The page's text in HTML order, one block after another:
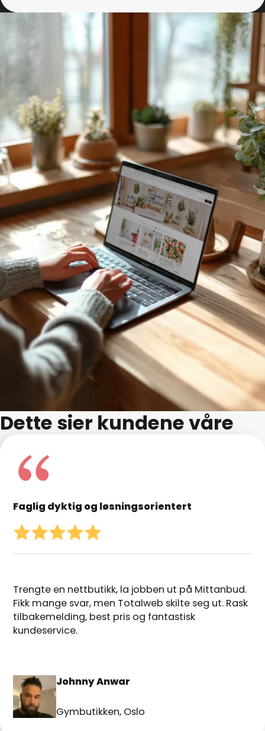
Dette sier kundene våre
Faglig dyktig og løsningsorientert
Trengte en nettbutikk, la jobben ut på Mittanbud.
Fikk mange svar, men Totalweb skilte seg ut. Rask
tilbakemelding, best pris og fantastisk
kundeservice.
Johnny Anwar
Gymbutikken, Oslo